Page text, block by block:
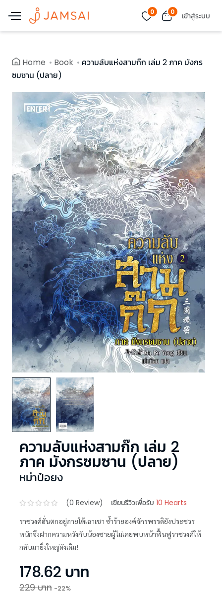
0 0 เข้าสู่ระบบ
Home Book
ความลับแห่งสามก๊ก เล่ม 2 ภาค มังกร
ซมซาน (ปลาย)
ความลับแห่งสามก๊ก เล่ม 2
ภาค มังกรซมซาน (ปลาย)
หม่าป๋อยง
(0 Review) เขียนรีวิวเพื่อรับ 10 Hearts
ราชวงศ์ฮั่นตกอยู่ภายใต้เฉาเชา ซ้ำร้ายองค์จักรพรรดิยังประชวร
หนักจึงฝากความหวังกับน้องชายผู้ไม่เคยพบหน้าฟื้นฟูราชวงศ์ให้
กลับมายิ่งใหญ่ดังเดิม!
178.62 บาท
229บาท -22%